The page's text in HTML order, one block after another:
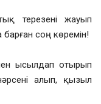
терезені жауып
соң көремін!
ысылдап отырып
алып, қызыл